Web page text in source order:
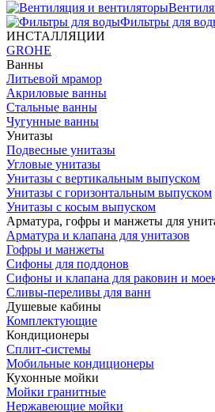
Фильтры для
ИНСТАЛЛЯЦИИ
GROHE
Ванны
Литьевой мрамор
Акриловые ванны
Стальные ванны
Чугунные ванны
Унитазы
Подвесные унитазы
Угловые унитазы
Унитазы с вертикальным выпуском
Унитазы с горизонтальным выпуском
Унитазы с косым выпуском
Арматура, гофры и манжеты для
Арматура и клапана для унитазов
Гофры и манжеты
Сифоны для поддонов
Сифоны и клапана для раковин и
Сливы-переливы для ванн
Душевые кабины
Комплектующие
Кондиционеры
Сплит-системы
Мобильные кондиционеры
Кухонные мойки
Мойки гранитные
Нержавеющие мойки